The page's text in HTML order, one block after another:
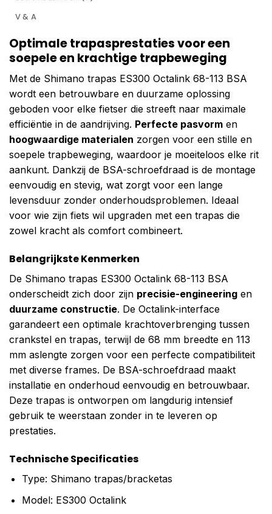
V & A
Optimale trapasprestaties voor een
soepele en krachtige trapbeweging
Met de Shimano trapas ES300 Octalink 68-113 BSA
wordt een betrouwbare en duurzame oplossing
geboden voor elke fietser die streeft naar maximale
efficiëntie in de aandrijving. Perfecte pasvorm en
hoogwaardige materialen zorgen voor een stille en
soepele trapbeweging, waardoor je moeiteloos elke rit
aankunt. Dankzij de BSA-schroefdraad is de montage
eenvoudig en stevig, wat zorgt voor een lange
levensduur zonder onderhoudsproblemen. Ideaal
voor wie zijn fiets wil upgraden met een trapas die
zowel kracht als comfort combineert.
Belangrijkste Kenmerken
De Shimano trapas ES300 Octalink 68-113 BSA
onderscheidt zich door zijn precisie-engineering en
duurzame constructie. De Octalink-interface
garandeert een optimale krachtoverbrenging tussen
crankstel en trapas, terwijl de 68 mm breedte en 113
mm aslengte zorgen voor een perfecte compatibiliteit
met diverse frames. De BSA-schroefdraad maakt
installatie en onderhoud eenvoudig en betrouwbaar.
Deze trapas is ontworpen om langdurig intensief
gebruik te weerstaan zonder in te leveren op
prestaties.
Technische Specificaties
Type: Shimano trapas/bracketas
Model: ES300 Octalink